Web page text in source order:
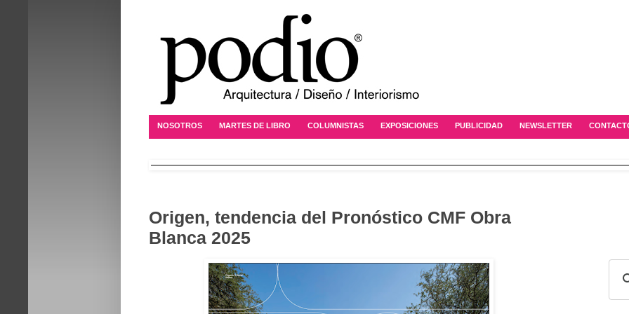
NOSOTROS MARTES DE LIBRO COLUMNISTAS EXPOSICIONES PUBLICIDAD NEWSLETTER
Origen, tendencia del Pronóstico CMF Obra
Blanca 2025